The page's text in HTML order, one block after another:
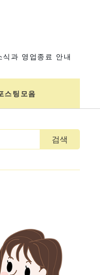
과 영업종료 안내
스팅모음